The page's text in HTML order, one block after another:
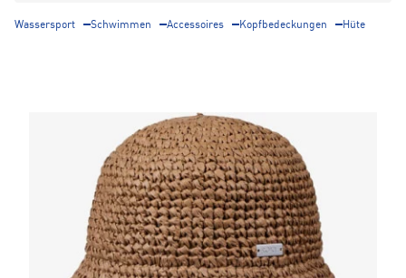
Wassersport Schwimmen Accessoires Kopfbedeckungen Hüte